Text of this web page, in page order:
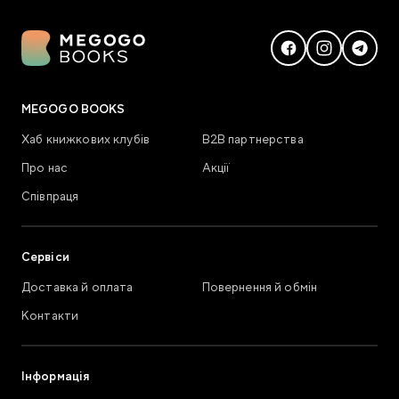
MEGOGO BOOKS
Хаб книжкових клубів
В2В партнерства
Про нас
Акції
Співпраця
Сервіси
Доставка й оплата
Повернення й обмін
Контакти
Інформація